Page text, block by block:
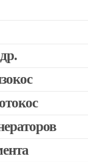
и др.
/ Oleo-mac / Echo и